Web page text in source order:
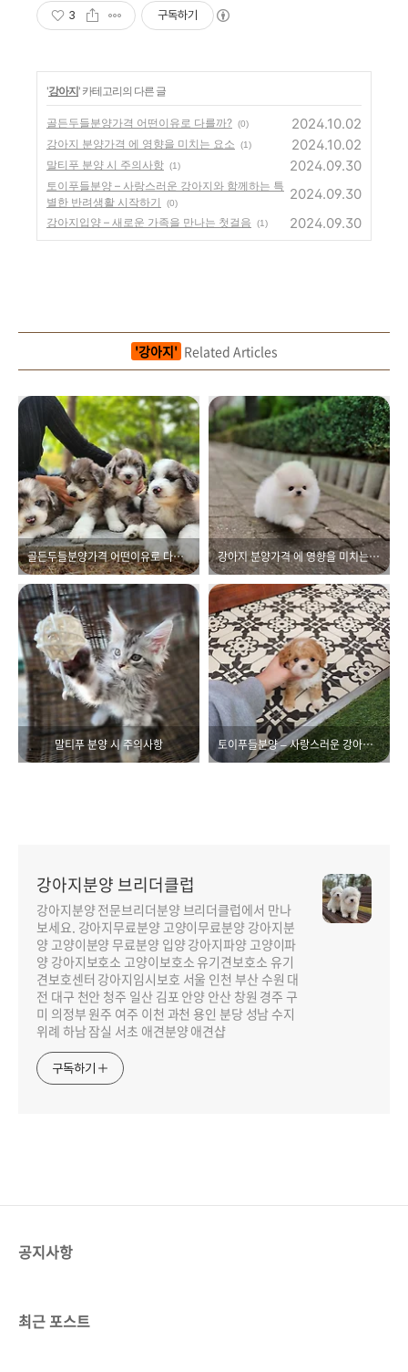
3 구독하기
'강아지' 카테고리의 다른 글
골든두들분양가격 어떤이유로 다를까? (0) 2024.10.02
강아지 분양가격 에 영향을 미치는 요소 (1) 2024.10.02
말티푸 분양 시 주의사항 (1) 2024.09.30
토이푸들분양 – 사랑스러운 강아지와 함께하는 특
별한 반려생활 시작하기
(0)
2024.09.30
강아지입양 – 새로운 가족을 만나는 첫걸음 (1) 2024.09.30
'강아지' Related Articles
골든두들분양가격 어떤이유로 다를까? 강아지 분양가격 에 영향을 미치는 요소
말티푸 분양 시 주의사항 토이푸들분양 – 사랑스러운 강아지와 함께하는 특별한 반려생활 시작하기
강아지분양 브리더클럽
강아지분양 전문브리더분양 브리더클럽에서 만나
보세요. 강아지무료분양 고양이무료분양 강아지분
양 고양이분양 무료분양 입양 강아지파양 고양이파
양 강아지보호소 고양이보호소 유기견보호소 유기
견보호센터 강아지임시보호 서울 인천 부산 수원 대
전 대구 천안 청주 일산 김포 안양 안산 창원 경주 구
미 의정부 원주 여주 이천 과천 용인 분당 성남 수지
위례 하남 잠실 서초 애견분양 애견샵
구독하기
공지사항
최근 포스트